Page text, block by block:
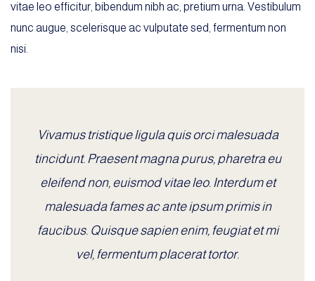
vitae leo efficitur, bibendum nibh ac, pretium urna. Vestibulum
nunc augue, scelerisque ac vulputate sed, fermentum non
nisi.
Vivamus tristique ligula quis orci malesuada
tincidunt. Praesent magna purus, pharetra eu
eleifend non, euismod vitae leo. Interdum et
malesuada fames ac ante ipsum primis in
faucibus. Quisque sapien enim, feugiat et mi
vel, fermentum placerat tortor.